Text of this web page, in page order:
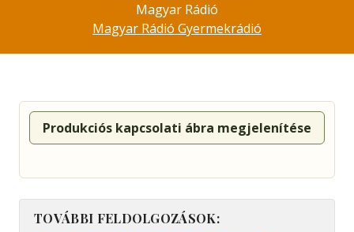
Magyar Rádió
Magyar Rádió Gyermekrádió
Produkciós kapcsolati ábra megjelenítése
TOVÁBBI FELDOLGOZÁSOK: